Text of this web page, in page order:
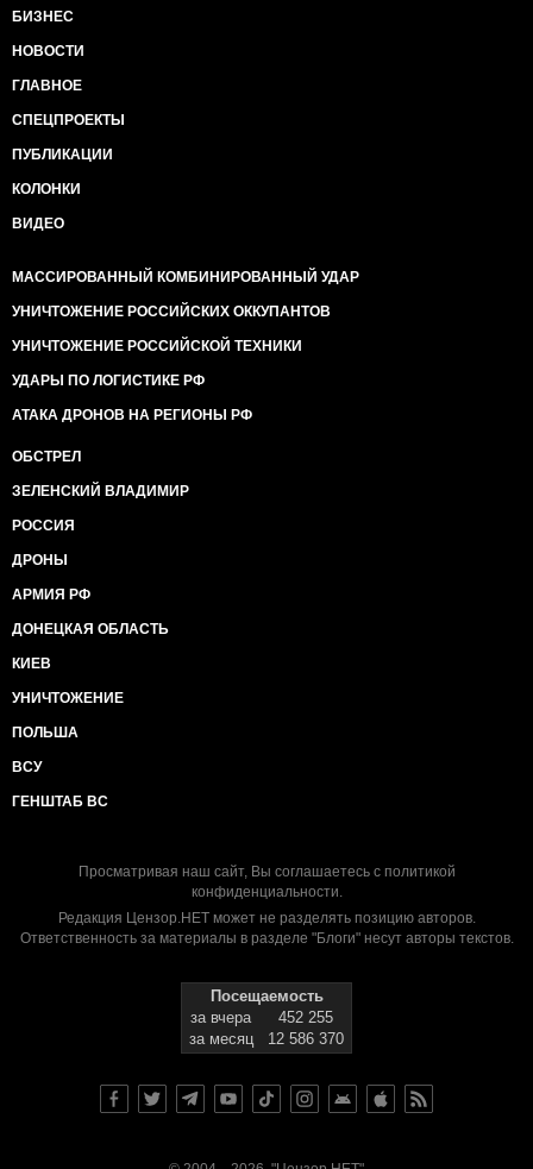
БИЗНЕС
НОВОСТИ
ГЛАВНОЕ
СПЕЦПРОЕКТЫ
ПУБЛИКАЦИИ
КОЛОНКИ
ВИДЕО
МАССИРОВАННЫЙ КОМБИНИРОВАННЫЙ УДАР
УНИЧТОЖЕНИЕ РОССИЙСКИХ ОККУПАНТОВ
УНИЧТОЖЕНИЕ РОССИЙСКОЙ ТЕХНИКИ
УДАРЫ ПО ЛОГИСТИКЕ РФ
АТАКА ДРОНОВ НА РЕГИОНЫ РФ
ОБСТРЕЛ
ЗЕЛЕНСКИЙ ВЛАДИМИР
РОССИЯ
ДРОНЫ
АРМИЯ РФ
ДОНЕЦКАЯ ОБЛАСТЬ
КИЕВ
УНИЧТОЖЕНИЕ
ПОЛЬША
ВСУ
ГЕНШТАБ ВС
Просматривая наш сайт, Вы соглашаетесь с политикой
конфиденциальности.
Редакция Цензор.НЕТ может не разделять позицию авторов.
Ответственность за материалы в разделе "Блоги" несут авторы текстов.
Посещаемость
за вчера
452 255
за месяц
12 586 370